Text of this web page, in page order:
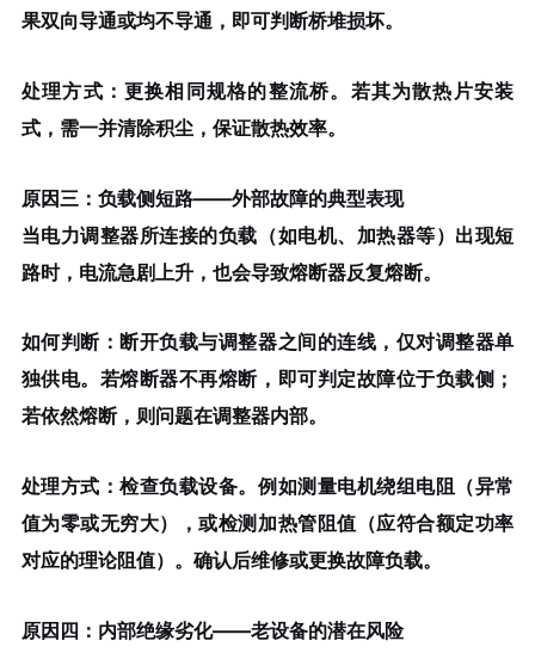
果双向导通或均不导通，即可判断桥堆损坏。
处理方式 ：更换相同规格的整流桥。若其为散热片安装
式，需一并清除积尘，保证散热效率。
原因三：负载侧短路——外部故障的典型表现
当电力调整器所连接的负载（如电机、加热器等）出现短
路时，电流急剧上升，也会导致熔断器反复熔断。
如何判断：断开负载与调整器之间的连线，仅对调整器单
独供电。若熔断器不再熔断，即可判定故障位于负载侧；
若依然熔断，则问题在调整器内部。
处理方式 ：检查负载设备。例如测量电机绕组电阻（异常
值为零或无穷大），或检测加热管阻值（应符合额定功率
对应的理论阻值）。确认后维修或更换故障负载。
原因四：内部绝缘劣化——老设备的潜在风险